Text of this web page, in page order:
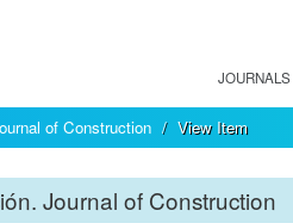
JOURNALS
of Construction View Item
Journal of Construction